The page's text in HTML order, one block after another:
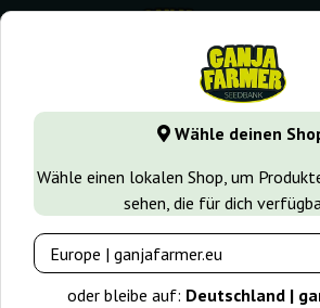
Wähle deinen
Wähle einen lokalen Shop, um
sehen, die für dich
oder bleibe auf: Deutschland |
GanjaFarmer.de Cannabissorten